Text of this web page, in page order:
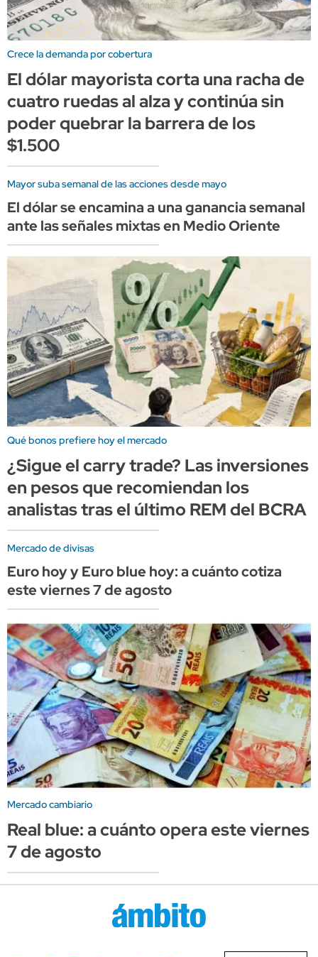
Crece la demanda por cobertura
El dólar mayorista corta una racha de
cuatro ruedas al alza y continúa sin
poder quebrar la barrera de los
$1.500
Mayor suba semanal de las acciones desde mayo
El dólar se encamina a una ganancia semanal
ante las señales mixtas en Medio Oriente
Qué bonos prefiere hoy el mercado
¿Sigue el carry trade? Las inversiones
en pesos que recomiendan los
analistas tras el último REM del BCRA
Mercado de divisas
Euro hoy y Euro blue hoy: a cuánto cotiza
este viernes 7 de agosto
Mercado cambiario
Real blue: a cuánto opera este viernes
7 de agosto